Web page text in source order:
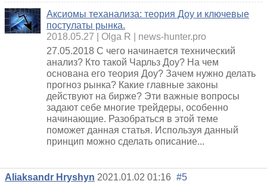
Аксиомы теханализа: теория Доу и ключевые
постулаты рынка.
2018.05.27
Olga R
news-hunter.pro
27.05.2018 С чего начинается технический
анализ? Кто такой Чарльз Доу? На чем
основана его теория Доу? Зачем нужно делать
прогноз рынка? Какие главные законы
действуют на бирже? Эти важные вопросы
задают себе многие трейдеры, особенно
начинающие. Разобраться в этой теме
поможет данная статья. Используя данный
принцип можно сделать описание...
Aliaksandr Hryshyn 2021.01.02 01:16 #5